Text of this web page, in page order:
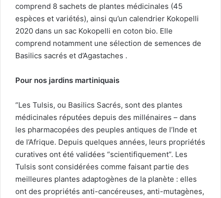
comprend 8 sachets de plantes médicinales (45
espèces et variétés), ainsi qu’un calendrier Kokopelli
2020 dans un sac Kokopelli en coton bio. Elle
comprend notamment une sélection de semences de
Basilics sacrés et d’Agastaches .
Pour nos jardins martiniquais
“Les Tulsis, ou Basilics Sacrés, sont des plantes
médicinales réputées depuis des millénaires – dans
les pharmacopées des peuples antiques de l’Inde et
de l’Afrique. Depuis quelques années, leurs propriétés
curatives ont été validées “scientifiquement”. Les
Tulsis sont considérées comme faisant partie des
meilleures plantes adaptogènes de la planète : elles
ont des propriétés anti-cancéreuses, anti-mutagènes,